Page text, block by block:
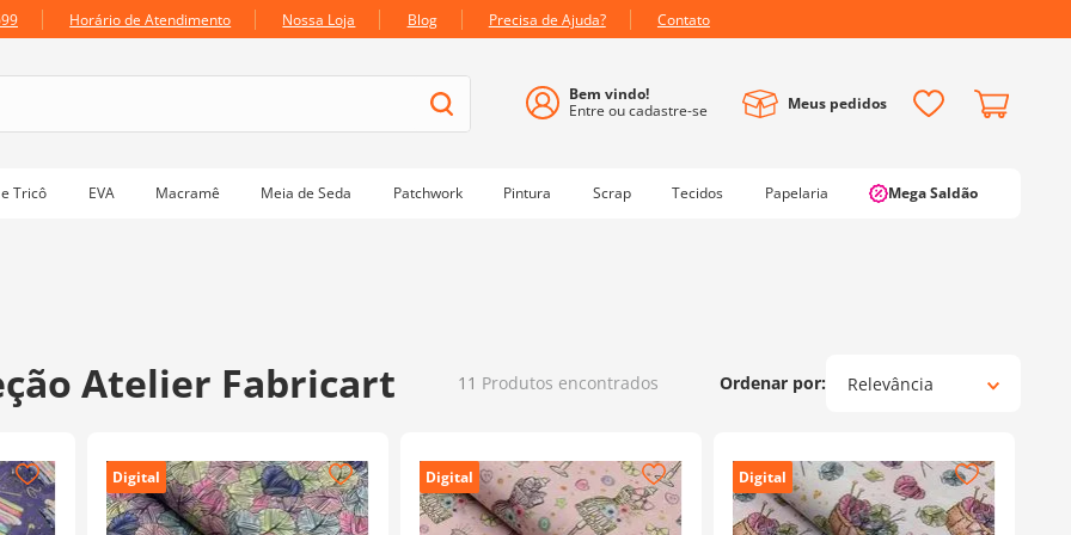
Horário de Atendimento Nossa Loja Blog Precisa de Ajuda? Contato
Meus pedidos
Tricô EVA Macramê Meia de Seda Patchwork Pintura Scrap Tecidos Papelaria Mega Saldão
Atelier Fabricart 11 Produtos Relevância
Digital Digital Digital